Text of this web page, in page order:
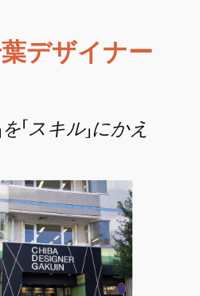
デザイナー
「スキル」にかえ